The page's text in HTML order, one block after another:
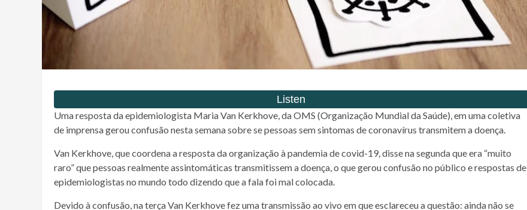
Uma resposta da epidemiologista Maria Van Kerkhove, da OMS (Organização Mundial da Saúde), em uma coletiva
de imprensa gerou confusão nesta semana sobre se pessoas sem sintomas de coronavírus transmitem a doença.
Van Kerkhove, que coordena a resposta da organização à pandemia de covid-19, disse na segunda que era “muito
raro” que pessoas realmente assintomáticas transmitissem a doença, o que gerou confusão no público e respostas de
epidemiologistas no mundo todo dizendo que a fala foi mal colocada.
Devido à confusão, na terça Van Kerkhove fez uma transmissão ao vivo em que esclareceu a questão: ainda não se